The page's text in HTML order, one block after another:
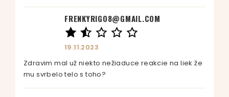
FRENKYRIGO8@GMAIL.COM
19.11.2023
Zdravim mal už niekto nežiaduce reakcie na liek že
mu svrbelo telo s toho?